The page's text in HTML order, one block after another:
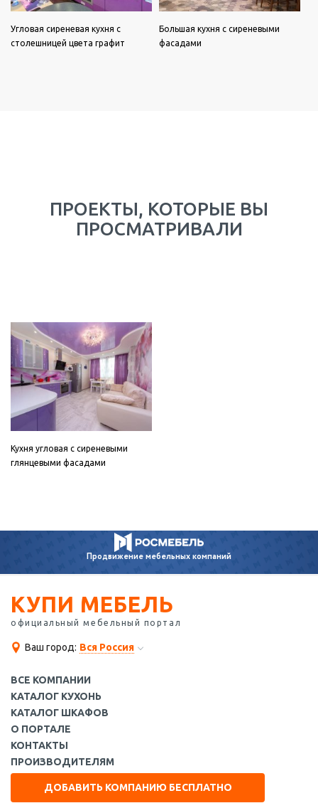
Угловая сиреневая кухня с
столешницей цвета графит
Большая кухня с сиреневыми
фасадами
ПРОЕКТЫ, КОТОРЫЕ ВЫ
ПРОСМАТРИВАЛИ
Кухня угловая с сиреневыми
глянцевыми фасадами
Продвижениемебельных компаний
КУПИ МЕБЕЛЬ
официальный мебельный портал
Ваш город: Вся Россия
ВСЕ КОМПАНИИ
КАТАЛОГ КУХОНЬ
КАТАЛОГ ШКАФОВ
О ПОРТАЛЕ
КОНТАКТЫ
ПРОИЗВОДИТЕЛЯМ
ДОБАВИТЬ КОМПАНИЮ БЕСПЛАТНО